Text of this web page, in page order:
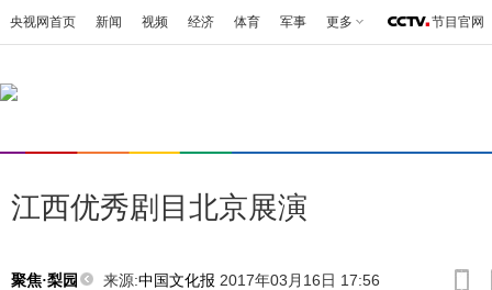
央视网首页 新闻 视频 经济 体育 军事 更多 节目官网
江西优秀剧目北京展演
聚焦·梨园 来源:中国文化报 2017年03月16日 17:56